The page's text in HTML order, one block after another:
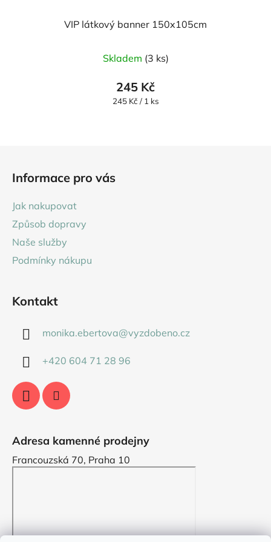
VIP látkový banner 150x105cm
hodnocení
produktu
je
Skladem (3 ks)
245 Kč
Měrná
245 Kč / 1 ks
Informace pro vás
Jak nakupovat
Způsob dopravy
Naše služby
Podmínky nákupu
Kontakt
monika.ebertova@vyzdobeno.cz
+420 604 71 28 96
Adresa kamenné prodejny
Francouzská 70, Praha 10